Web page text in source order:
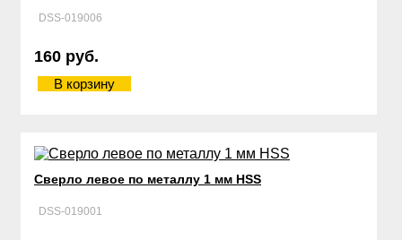
DSS-019006
160 руб.
В корзину
Сверло левое по металлу 1 мм HSS
DSS-019001